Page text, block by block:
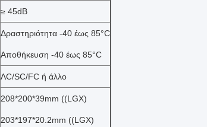
≥ 45dB
Δραστηριότητα -40 έως 85°C
Αποθήκευση -40 έως 85°C
ΛC/SC/FC ή άλλο
208*200*39mm ((LGX)
203*197*20.2mm ((LGX)